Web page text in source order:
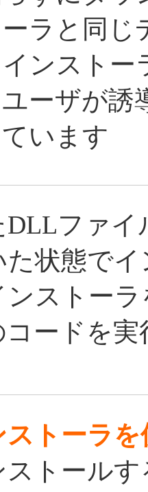
ラと同じ
ンストー
ーザが誘
います
DLLファイ
た状態で
ンストー
コードを
トーラを
トール